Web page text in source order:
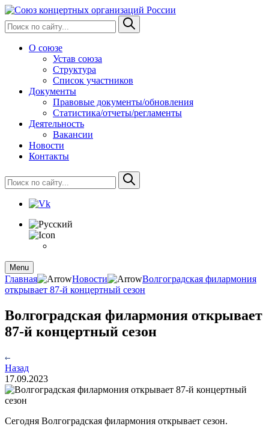
О союзе
Устав союза
Структура
Список участников
Документы
Правовые документы/обновления
Статистика/отчеты/регламенты
Деятельность
Вакансии
Новости
Контакты
Menu
Главная Новости
Волгоградская филармония
открывает 87-й концертный сезон
Волгоградская филармония открывает
87-й концертный сезон
Назад
17.09.2023
Сегодня Волгоградская филармония открывает сезон.